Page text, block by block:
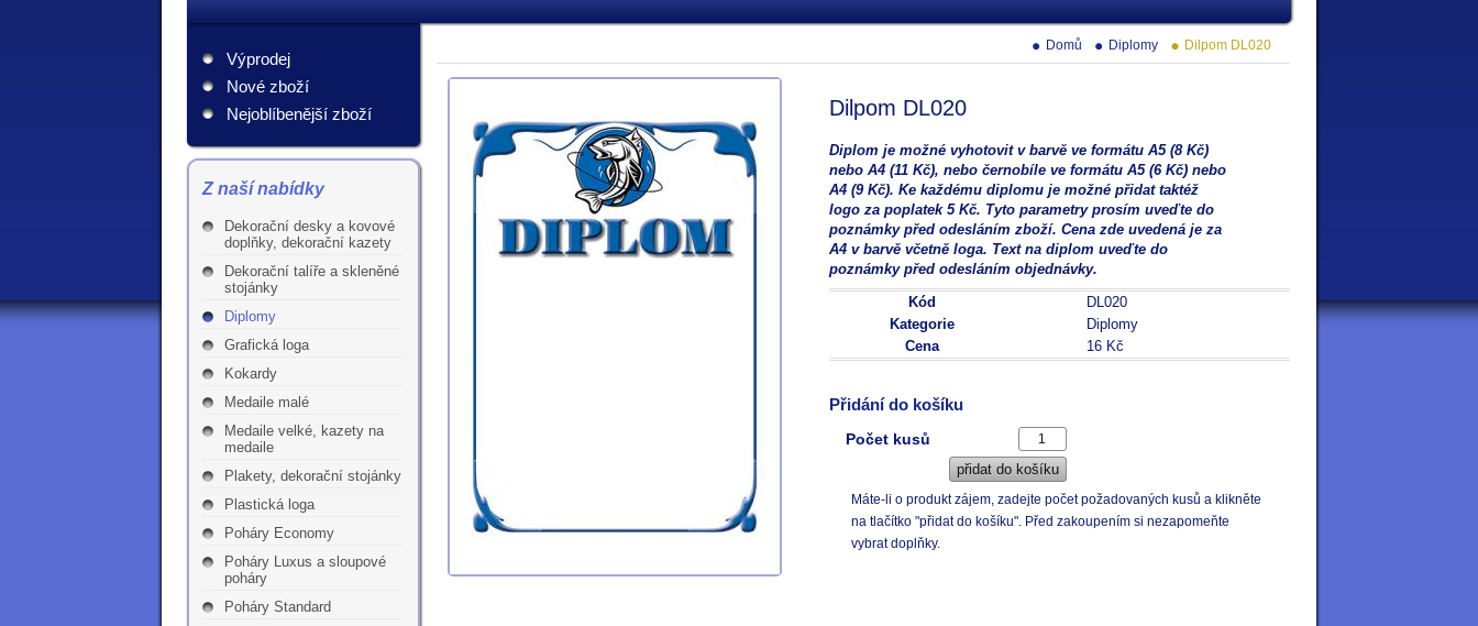
Výprodej
Nové zboží
Nejoblíbenější zboží
Z naší nabídky
Dekorační desky a kovové
doplňky, dekorační kazety
Dekorační talíře a skleněné
stojánky
Diplomy
Grafická loga
Kokardy
Medaile malé
Medaile velké, kazety na
medaile
Plakety, dekorační stojánky
Plastická loga
Poháry Economy
Poháry Luxus a sloupové
poháry
Poháry Standard
Domů Diplomy Dilpom DL020
Dilpom DL020
Diplom je možné vyhotovit v barvě ve formátu A5 (8 Kč)
nebo A4 (11 Kč), nebo černobíle ve formátu A5 (6 Kč) nebo
A4 (9 Kč). Ke každému diplomu je možné přidat taktéž
logo za poplatek 5 Kč. Tyto parametry prosím uveďte do
poznámky před odesláním zboží. Cena zde uvedená je za
A4 v barvě včetně loga. Text na diplom uveďte do
poznámky před odesláním objednávky.
Kód
DL020
Kategorie
Diplomy
Cena
16 Kč
Přidání do košíku
Počet kusů
Máte-li o produkt zájem, zadejte počet požadovaných kusů a klikněte
na tlačítko "přidat do košíku". Před zakoupením si nezapomeňte
vybrat doplňky.